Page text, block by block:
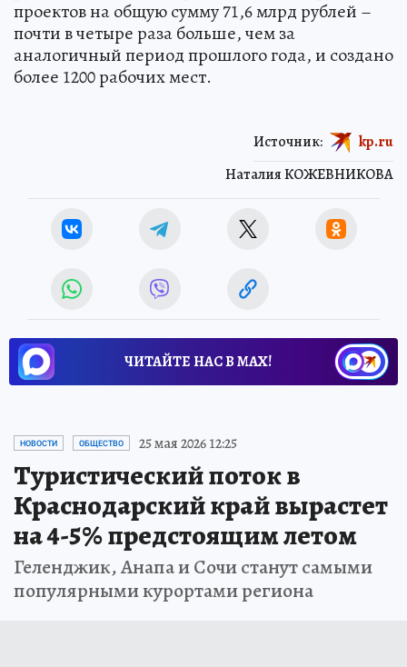
рублей. Уже сегодня реализовано 20 крупных
проектов на общую сумму 71,6 млрд рублей –
почти в четыре раза больше, чем за
аналогичный период прошлого года, и создано
Источник: kp.ru
НОВОСТИ ОБЩЕСТВО 25 мая 2026 12:25
Туристический поток в
Краснодарский край вырастет
на 4-5% предстоящим летом
Геленджик, Анапа и Сочи станут самыми